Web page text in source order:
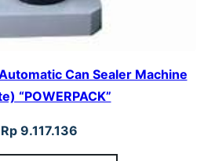
Can Sealer Machine
“POWERPACK”
Rp 9.117.136